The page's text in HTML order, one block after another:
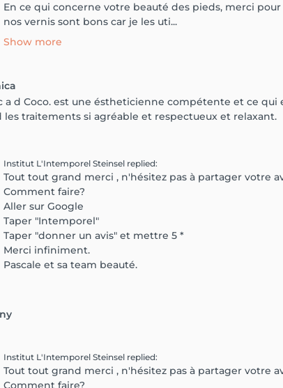
En ce qui concerne votre beauté des pieds, merci
nos vernis sont bons car je les uti...
Show more
a d Coco. est une éstheticienne compétente et ce
les traitements si agréable et respectueux et relaxant.
Institut L'Intemporel Steinsel replied:
Tout tout grand merci , n'hésitez pas à partager votre
Comment faire?
Aller sur Google
Taper "Intemporel"
Taper "donner un avis" et mettre 5 *
Merci infiniment.
Pascale et sa team beauté.
Institut L'Intemporel Steinsel replied:
Tout tout grand merci , n'hésitez pas à partager votre
Comment faire?